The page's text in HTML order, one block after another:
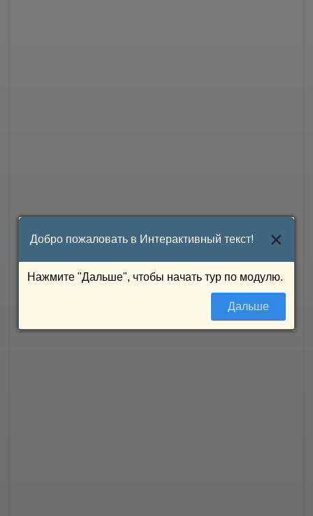
Добро пожаловать в Интерактивный текст! ×
Нажмите "Дальше", чтобы начать тур по модулю.
Дальше